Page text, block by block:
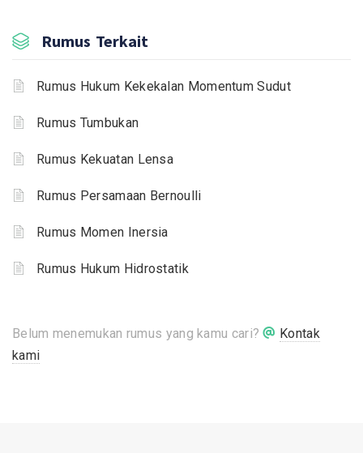
Rumus Terkait
Rumus Hukum Kekekalan Momentum Sudut
Rumus Tumbukan
Rumus Kekuatan Lensa
Rumus Persamaan Bernoulli
Rumus Momen Inersia
Rumus Hukum Hidrostatik
Belum menemukan rumus yang kamu cari?
Kontak
kami